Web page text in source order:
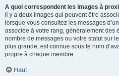
A quoi correspondent les images à
Il y a deux images qui peuvent être
lorsque vous consultez les messages
associée à votre rang, généralement des
nombre de messages ou votre statut sur
plus grande, est connue sous le nom
propre à chaque membre.
Haut